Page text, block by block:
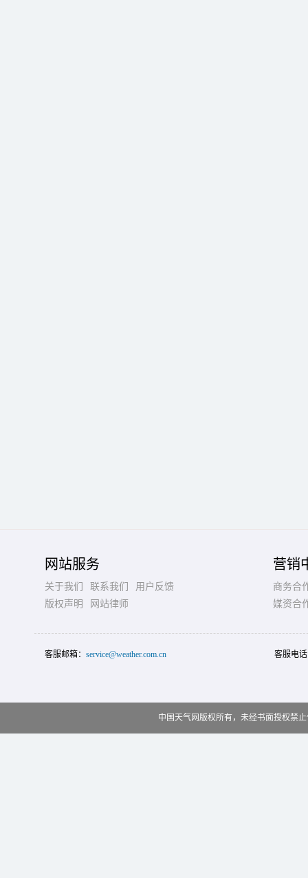
网站服务
关于我们 联系我们
用户反馈
版权声明
网站律师
营销
商务合
媒资合
客服邮箱： service@weather.com.cn 客服电
中国天气网版权所有，未经书面授权